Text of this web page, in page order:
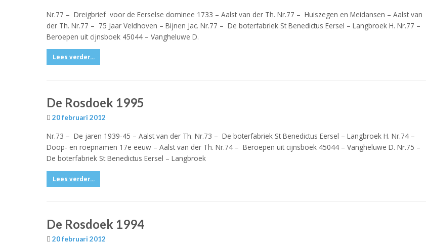
Nr.77 – Dreigbrief voor de Eerselse dominee 1733 – Aalst van der Th. Nr.77 – Huiszegen en Meidansen – Aalst van
der Th. Nr.77 – 75 Jaar Veldhoven – Bijnen Jac. Nr.77 – De boterfabriek St Benedictus Eersel – Langbroek H. Nr.77 –
Beroepen uit cijnsboek 45044 – Vangheluwe D.
Lees verder...
De Rosdoek 1995
20 februari 2012
Nr.73 – De jaren 1939-45 – Aalst van der Th. Nr.73 – De boterfabriek St Benedictus Eersel – Langbroek H. Nr.74 –
Doop- en roepnamen 17e eeuw – Aalst van der Th. Nr.74 – Beroepen uit cijnsboek 45044 – Vangheluwe D. Nr.75 –
De boterfabriek St Benedictus Eersel – Langbroek
Lees verder...
De Rosdoek 1994
20 februari 2012